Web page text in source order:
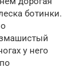
ботинки.
у него